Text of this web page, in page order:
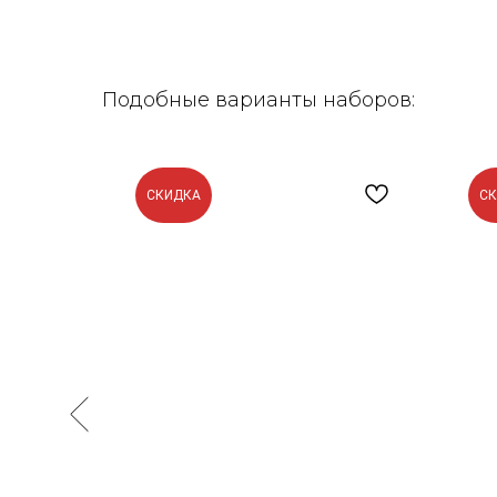
Подобные варианты наборов:
СКИДКА